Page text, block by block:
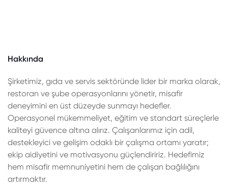
Hakkında
Şirketimiz, gıda ve servis sektöründe lider bir marka olarak,
restoran ve şube operasyonlarını yönetir, misafir
deneyimini en üst düzeyde sunmayı hedefler.
Operasyonel mükemmeliyet, eğitim ve standart süreçlerle
kaliteyi güvence altına alırız. Çalışanlarımız için adil,
destekleyici ve gelişim odaklı bir çalışma ortamı yaratır;
ekip aidiyetini ve motivasyonu güçlendiririz. Hedefimiz
hem misafir memnuniyetini hem de çalışan bağlılığını
artırmaktır.